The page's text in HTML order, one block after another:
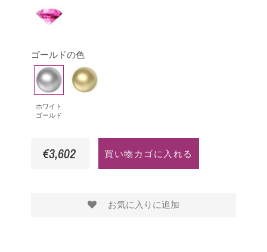
モ
ン
ア
モ
ン
ピ
ン
サ
フ
ァ
イ
ア
ゴールドの色
ホ
ワ
イ
ト
ー
ホワイト
ゴールド
イ
エ
ー
€3,602 買い物カゴに入れる
お気に入りに追加